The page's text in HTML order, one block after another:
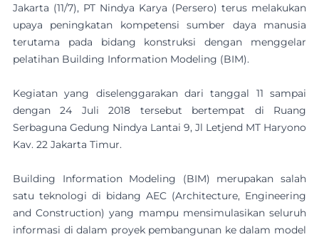
Jakarta (11/7), PT Nindya Karya (Persero) terus melakukan
upaya peningkatan kompetensi sumber daya manusia
terutama pada bidang konstruksi dengan menggelar
pelatihan Building Information Modeling (BIM).
Kegiatan yang diselenggarakan dari tanggal 11 sampai
dengan 24 Juli 2018 tersebut bertempat di Ruang
Serbaguna Gedung Nindya Lantai 9, Jl Letjend MT Haryono
Kav. 22 Jakarta Timur.
Building Information Modeling (BIM) merupakan salah
satu teknologi di bidang AEC (Architecture, Engineering
and Construction) yang mampu mensimulasikan seluruh
informasi di dalam proyek pembangunan ke dalam model